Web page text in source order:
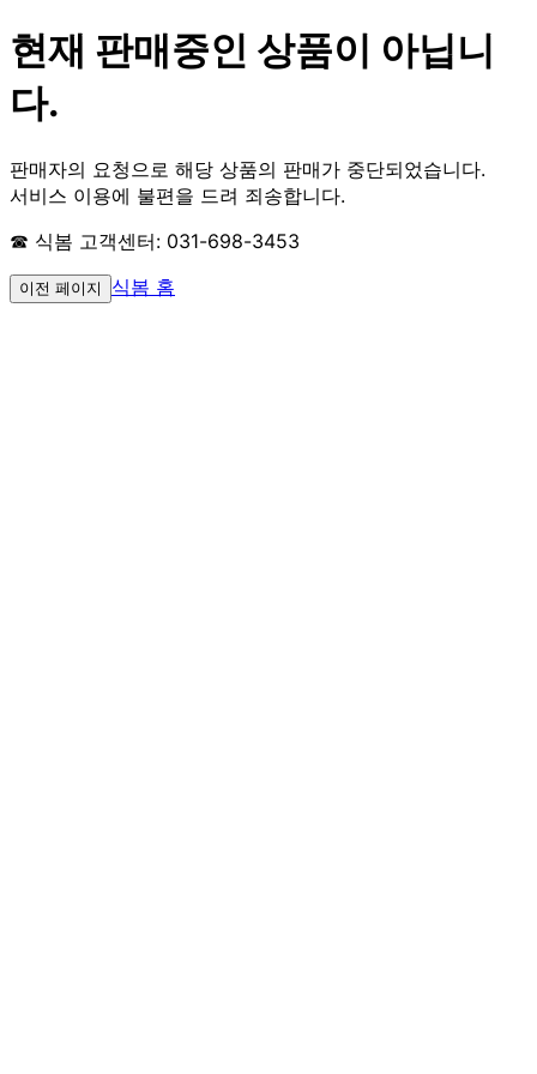
현재 판매중인 상품이 아닙니
다.
판매자의 요청으로 해당 상품의 판매가 중단되었습니다.
서비스 이용에 불편을 드려 죄송합니다.
☎ 식봄 고객센터: 031-698-3453
이전 페이지 식봄 홈